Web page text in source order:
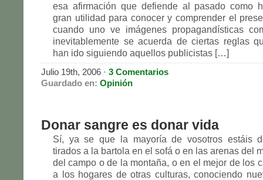
esa afirmación que defiende al pasado como
gran utilidad para conocer y comprender el
cuando uno ve imágenes propagandísticas
inevitablemente se acuerda de ciertas reglas
han ido siguiendo aquellos publicistas […]
Julio 19th, 2006 · 3 Comentarios
Guardado en: Opinión
Donar sangre es donar vida
Sí, ya se que la mayoría de vosotros estáis
tirados a la bartola en el sofá o en las arenas del
del campo o de la montaña, o en el mejor de los
a los hogares de otras culturas, conociendo